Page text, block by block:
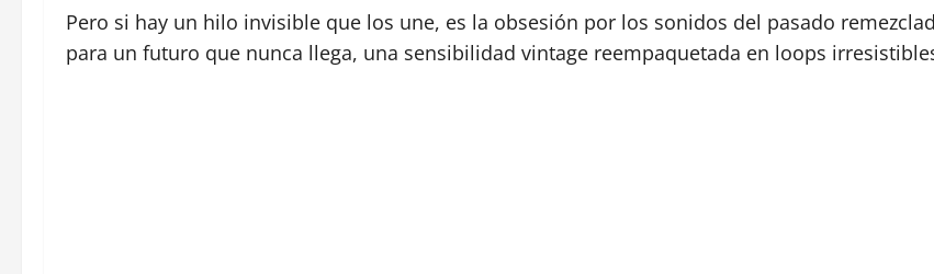
Pero si hay un hilo invisible que los une, es la obsesión por los sonidos del pasado
para un futuro que nunca llega, una sensibilidad vintage reempaquetada en loops